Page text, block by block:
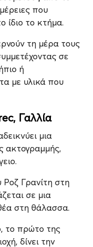
που
ίδιο το κτήμα.
τη μέρα τους
σε
ή
με υλικά που
Γαλλία
μια
ακτογραμμής,
Γρανίτη στη
σε μια
στη θάλασσα.
το πρώτο της
δίνει την